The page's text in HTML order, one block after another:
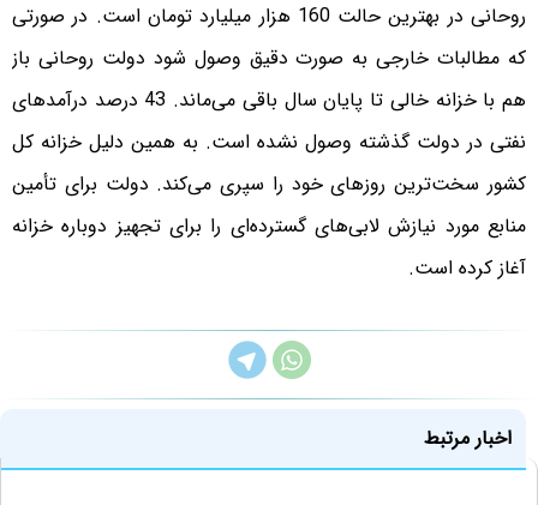
روحانی در بهترین حالت 160 هزار میلیارد تومان است. در صورتی
که مطالبات خارجی به صورت دقیق وصول شود دولت روحانی باز
هم با خزانه خالی تا پایان سال باقی می‌ماند. 43 درصد درآمد‌های
نفتی در دولت گذشته وصول نشده است. به همین دلیل خزانه کل
کشور سخت‌ترین روز‌های خود را سپری می‌کند. دولت برای تأمین
منابع مورد نیازش لابی‌های گسترده‌ای را برای تجهیز دوباره خزانه
آغاز کرده است.
اخبار مرتبط